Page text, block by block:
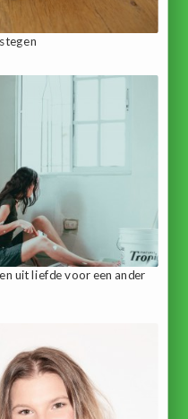
uit liefde voor een ander